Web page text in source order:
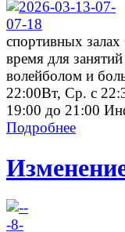
спортивных
время для
волейболом и
22:00Вт, Ср. с
19:00 до 21:00
Подробнее